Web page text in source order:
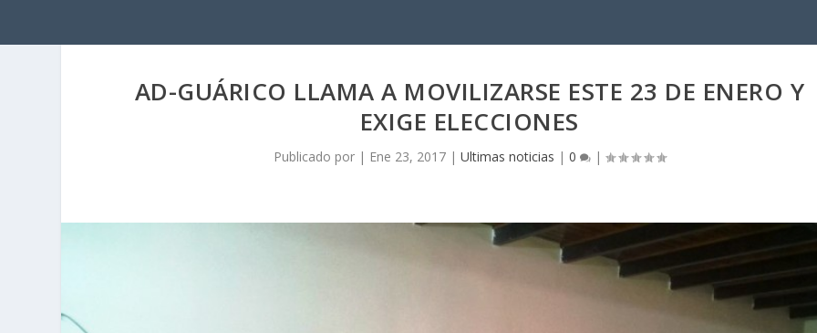
AD-GUÁRICO LLAMA A MOVILIZARSE ESTE 23 DE ENERO Y
EXIGE ELECCIONES
Publicado por | Ene 23, 2017| Ultimas noticias | 0 |